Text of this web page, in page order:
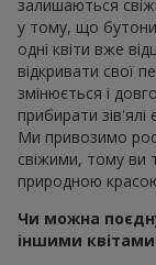
залишаються
у тому, що бутони
одні квіти вже
відкривати свої
змінюється і
прибирати
Ми привозимо
свіжими, тому ви
природною красою
Чи можна
іншими